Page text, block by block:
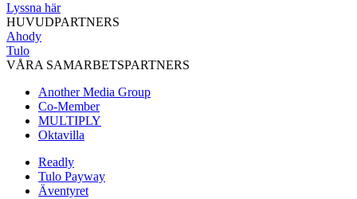
Lyssna här
HUVUDPARTNERS
Ahody
Tulo
VÅRA SAMARBETSPARTNERS
Another Media Group
Co-Member
MULTIPLY
Oktavilla
Readly
Tulo Payway
Äventyret